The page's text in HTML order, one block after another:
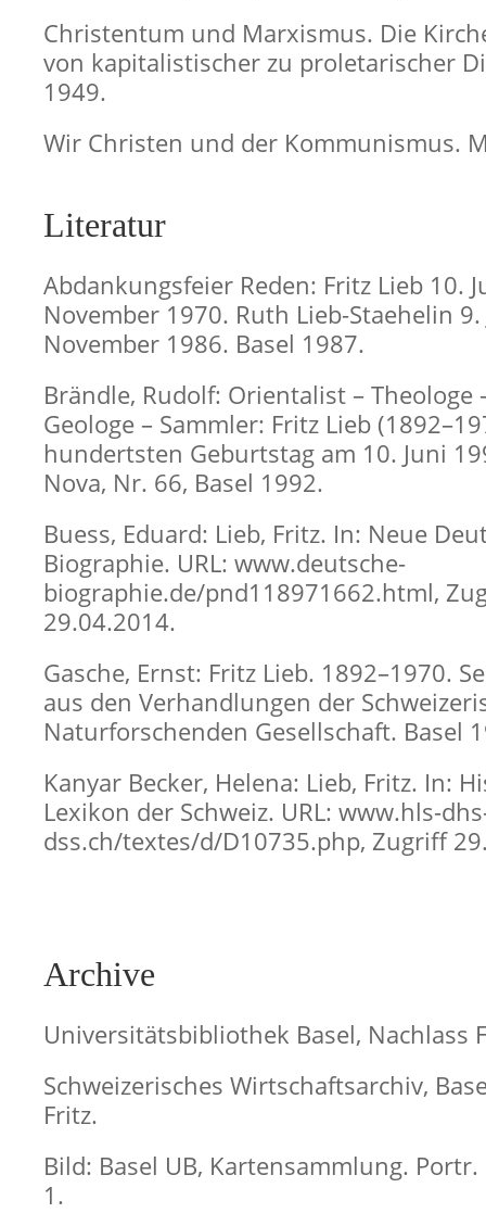
Christentum und Marxismus. Die
von kapitalistischer zu proletarischer
1949.
Wir Christen und der Kommunismus.
Literatur
Abdankungsfeier Reden: Fritz Lieb 10.
November 1970. Ruth Lieb-Staehelin
November 1986. Basel 1987.
Brändle, Rudolf: Orientalist – Theologe
Geologe – Sammler: Fritz Lieb
hundertsten Geburtstag am 10. Juni
Nova, Nr. 66, Basel 1992.
Buess, Eduard: Lieb, Fritz. In: Neue
Biographie. URL: www.deutsche-
biographie.de/pnd118971662.html,
29.04.2014.
Gasche, Ernst: Fritz Lieb. 1892–1970.
aus den Verhandlungen der
Naturforschenden Gesellschaft. Basel
Kanyar Becker, Helena: Lieb, Fritz. In:
Lexikon der Schweiz. URL: www.hls-
dss.ch/textes/d/D10735.php, Zugriff
Archive
Universitätsbibliothek Basel, Nachlass
Schweizerisches Wirtschaftsarchiv,
Fritz.
Bild: Basel UB, Kartensammlung. Portr.
1.